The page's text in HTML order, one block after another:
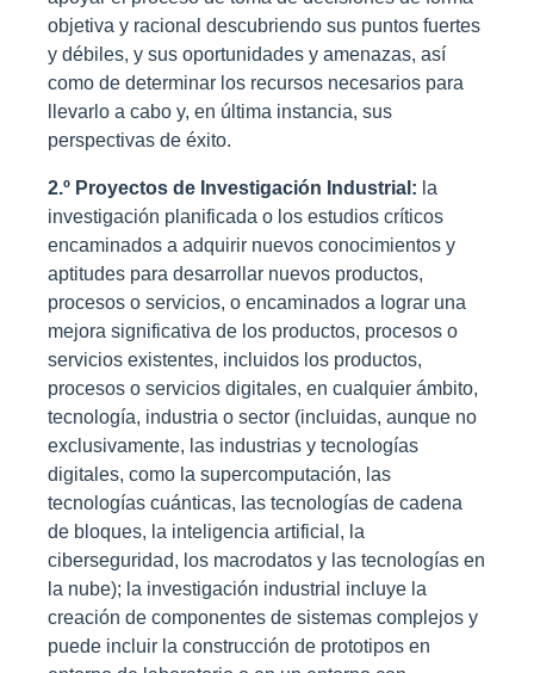
objetiva y racional descubriendo sus puntos fuertes
y débiles, y sus oportunidades y amenazas, así
como de determinar los recursos necesarios para
llevarlo a cabo y, en última instancia, sus
perspectivas de éxito.
2.º Proyectos de Investigación Industrial: la
investigación planificada o los estudios críticos
encaminados a adquirir nuevos conocimientos y
aptitudes para desarrollar nuevos productos,
procesos o servicios, o encaminados a lograr una
mejora significativa de los productos, procesos o
servicios existentes, incluidos los productos,
procesos o servicios digitales, en cualquier ámbito,
tecnología, industria o sector (incluidas, aunque no
exclusivamente, las industrias y tecnologías
digitales, como la supercomputación, las
tecnologías cuánticas, las tecnologías de cadena
de bloques, la inteligencia artificial, la
ciberseguridad, los macrodatos y las tecnologías en
la nube); la investigación industrial incluye la
creación de componentes de sistemas complejos y
puede incluir la construcción de prototipos en